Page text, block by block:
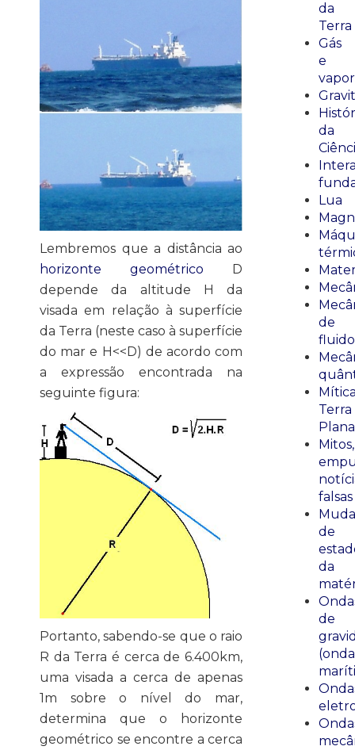
Lembremos que a distância ao
horizonte geométrico D
depende da altitude H da
visada em relação à superfície
da Terra (neste caso à superfície
do mar e H<<D) de acordo com
a expressão encontrada na
seguinte figura:
Portanto, sabendo-se que o raio
R da Terra é cerca de 6.400km,
uma visada a cerca de apenas
1m sobre o nível do mar,
determina que o horizonte
geométrico se encontre a cerca
da
Terra
Gás
e
vapor
da
Lua
de
Terra
Plana
Mitos,
falsas
de
da
de